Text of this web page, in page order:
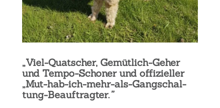
„Viel-Quat­scher, Gemüt­lich-Geher
und Tem­po-Scho­ner und offi­zi­el­ler
„Mut-hab-ich-mehr-als-Gang­schal­
tung-Beauf­trag­ter.”